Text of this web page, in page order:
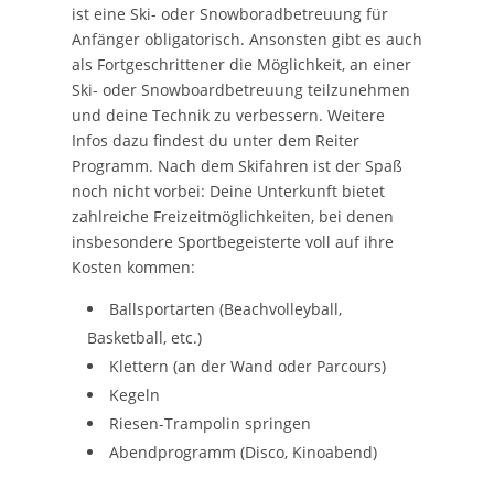
ist eine Ski- oder Snowboradbetreuung für
Anfänger obligatorisch. Ansonsten gibt es auch
als Fortgeschrittener die Möglichkeit, an einer
Ski- oder Snowboardbetreuung teilzunehmen
und deine Technik zu verbessern. Weitere
Infos dazu findest du unter dem Reiter
Programm. Nach dem Skifahren ist der Spaß
noch nicht vorbei: Deine Unterkunft bietet
zahlreiche Freizeitmöglichkeiten, bei denen
insbesondere Sportbegeisterte voll auf ihre
Kosten kommen:
Ballsportarten (Beachvolleyball,
Basketball, etc.)
Klettern (an der Wand oder Parcours)
Kegeln
Riesen-Trampolin springen
Abendprogramm (Disco, Kinoabend)